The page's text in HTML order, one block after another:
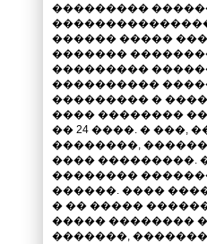
���������
������ �����
�������
���������
����������
��������� �
���� ��������
�� 24 ����. � ���,
��������,
���� ���������.
��������
������. ����
� �� �����
����� ��������
�������,